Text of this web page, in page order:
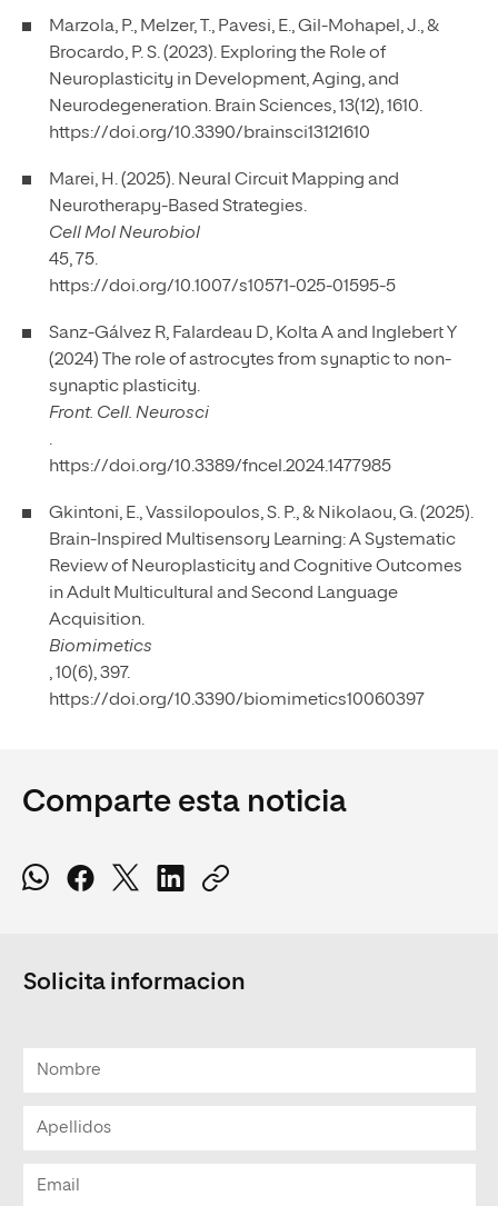
Marzola, P., Melzer, T., Pavesi, E., Gil-Mohapel, J., &
Brocardo, P. S. (2023). Exploring the Role of
Neuroplasticity in Development, Aging, and
Neurodegeneration. Brain Sciences, 13(12), 1610.
https://doi.org/10.3390/brainsci13121610
Marei, H. (2025). Neural Circuit Mapping and
Neurotherapy-Based Strategies.
Cell Mol Neurobiol
45, 75.
https://doi.org/10.1007/s10571-025-01595-5
Sanz-Gálvez R, Falardeau D, Kolta A and Inglebert Y
(2024) The role of astrocytes from synaptic to non-
synaptic plasticity.
Front. Cell. Neurosci
.
https://doi.org/10.3389/fncel.2024.1477985
Gkintoni, E., Vassilopoulos, S. P., & Nikolaou, G. (2025).
Brain-Inspired Multisensory Learning: A Systematic
Review of Neuroplasticity and Cognitive Outcomes
in Adult Multicultural and Second Language
Acquisition.
Biomimetics
, 10(6), 397.
https://doi.org/10.3390/biomimetics10060397
Comparte esta noticia
Solicita informacion